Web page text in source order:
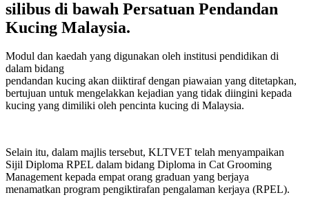
silibus di bawah Persatuan Pendandan
Kucing Malaysia.
Modul dan kaedah yang digunakan oleh institusi pendidikan di
dalam bidang
pendandan kucing akan diiktiraf dengan piawaian yang ditetapkan,
bertujuan untuk mengelakkan kejadian yang tidak diingini kepada
kucing yang dimiliki oleh pencinta kucing di Malaysia.
Selain itu, dalam majlis tersebut, KLTVET telah menyampaikan
Sijil Diploma RPEL dalam bidang Diploma in Cat Grooming
Management kepada empat orang graduan yang berjaya
menamatkan program pengiktirafan pengalaman kerjaya (RPEL).